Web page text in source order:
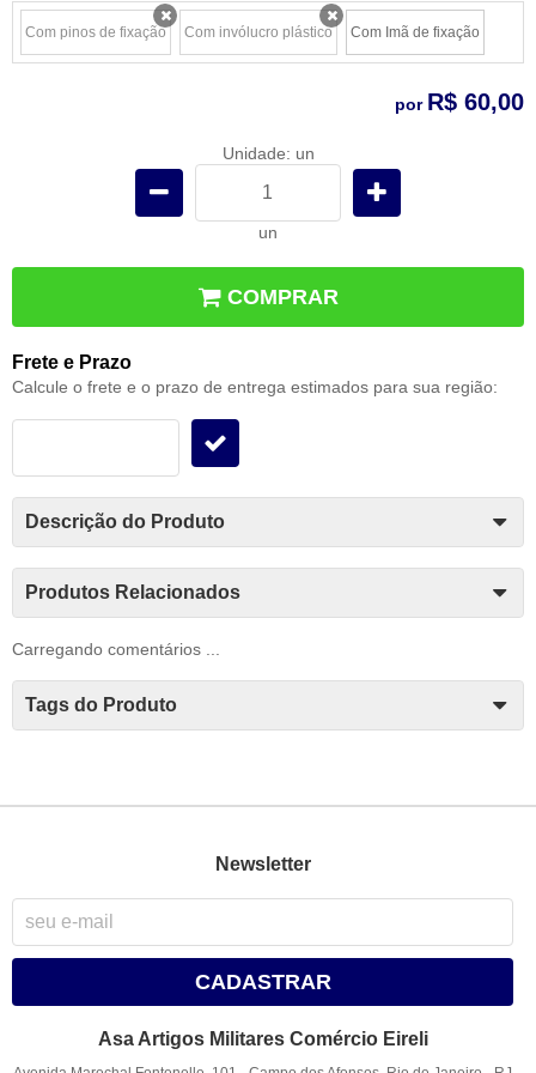
Com pinos de fixação
x Com invólucro plástico
x Com Imã de fixação
por R$ 60,00
Unidade: un
un
COMPRAR
Frete e Prazo
Calcule o frete e o prazo de entrega estimados para sua região:
Descrição do Produto
Produtos Relacionados
Carregando comentários ...
Tags do Produto
Newsletter
CADASTRAR
Asa Artigos Militares Comércio Eireli